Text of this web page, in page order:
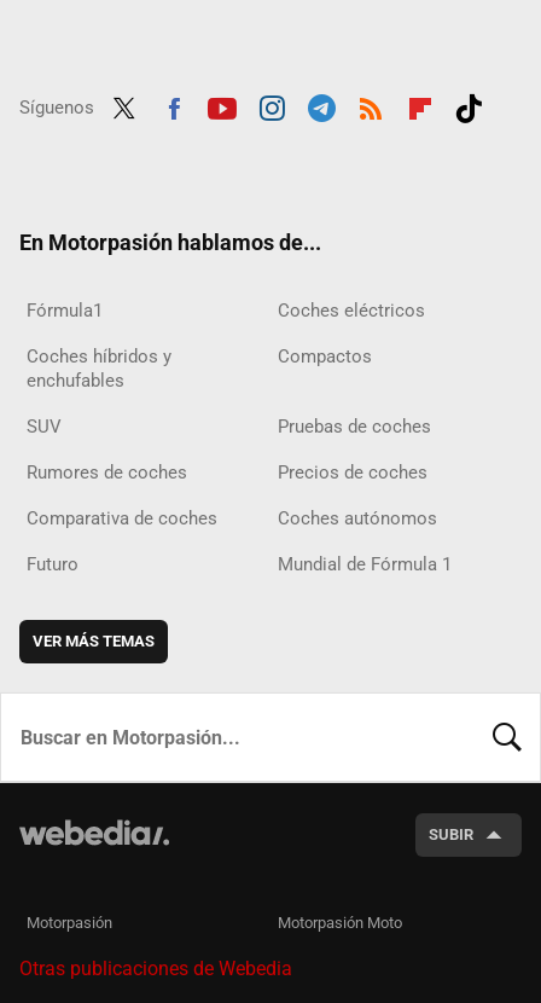
Síguenos
En Motorpasión hablamos de...
Fórmula1 Coches eléctricos
Coches híbridos y
enchufables
Compactos
SUV Pruebas de coches
Rumores de coches Precios de coches
Comparativa de coches Coches autónomos
Futuro Mundial de Fórmula 1
VER MÁS TEMAS
SUBIR
Motorpasión Motorpasión Moto
Otras publicaciones de Webedia